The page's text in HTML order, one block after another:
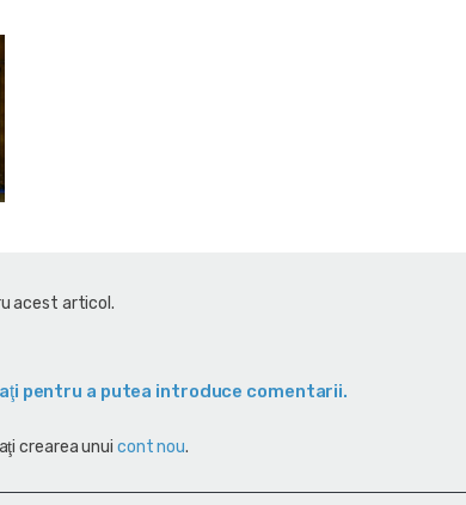
acest articol.
pentru a putea introduce comentarii.
crearea unui cont nou.